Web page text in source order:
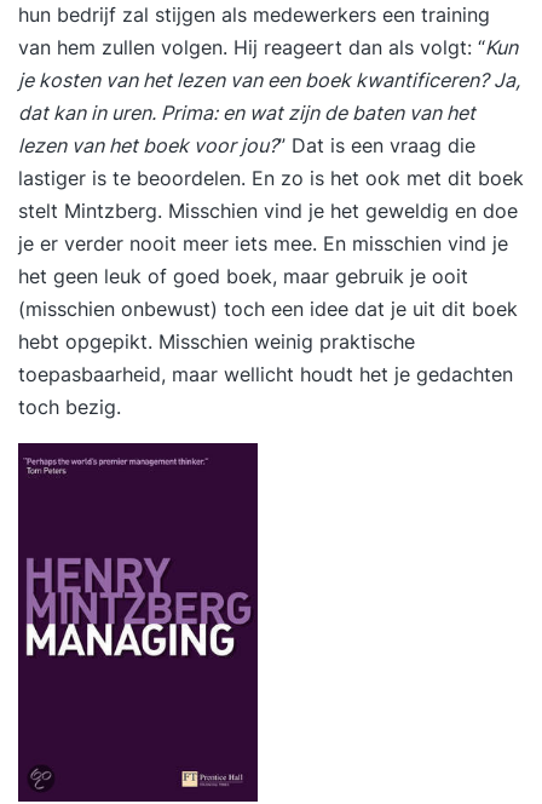
hun bedrijf zal stijgen als medewerkers een training
van hem zullen volgen. Hij reageert dan als volgt: “Kun
je kosten van het lezen van een boek kwantificeren? Ja,
dat kan in uren. Prima: en wat zijn de baten van het
lezen van het boek voor jou?” Dat is een vraag die
lastiger is te beoordelen. En zo is het ook met dit boek
stelt Mintzberg. Misschien vind je het geweldig en doe
je er verder nooit meer iets mee. En misschien vind je
het geen leuk of goed boek, maar gebruik je ooit
(misschien onbewust) toch een idee dat je uit dit boek
hebt opgepikt. Misschien weinig praktische
toepasbaarheid, maar wellicht houdt het je gedachten
toch bezig.